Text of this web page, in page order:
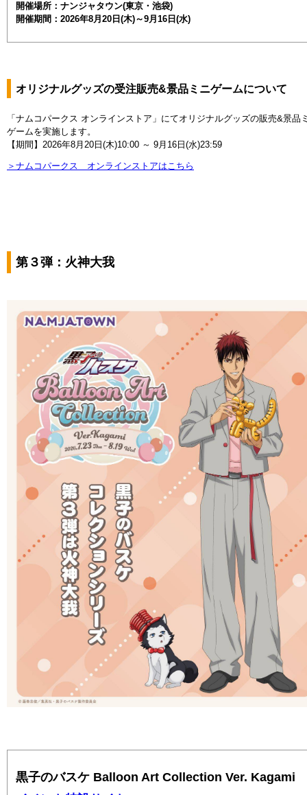
開催場所：ナンジャタウン(東京・池袋)
開催期間：2026年8月20日(木)～9月16日(水)
オリジナルグッズの受注販売&景品ミニゲームについて
「ナムコパークス オンラインストア」にてオリジナルグッズの販売&景品
ゲームを実施します。
【期間】2026年8月20日(木)10:00 ～ 9月16日(水)23:59
＞ナムコパークス オンラインストアはこちら
第３弾：火神大我
黒子のバスケ Balloon Art Collection Ver. Kagami